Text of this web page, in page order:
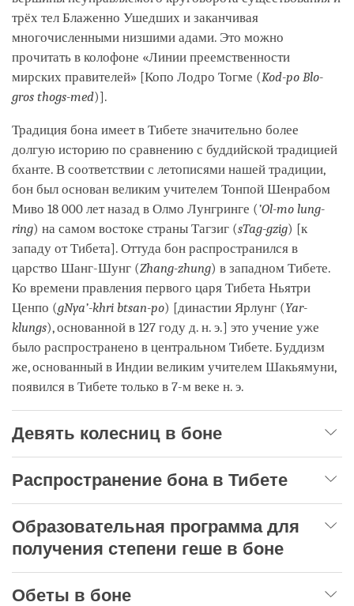
трёх тел Блаженно Ушедших и заканчивая
многочисленными низшими адами. Это можно
прочитать в колофоне «Линии преемственности
мирских правителей» [Копо Лодро Тогме (Kod-po Blo-
gros thogs-med)].
Традиция бона имеет в Тибете значительно более
долгую историю по сравнению с буддийской традицией
бханте. В соответствии с летописями нашей традиции,
бон был основан великим учителем Тонпой Шенрабом
Миво 18 000 лет назад в Олмо Лунгринге (’Ol-mo lung-
ring) на самом востоке страны Тагзиг (sTag-gzig) [к
западу от Тибета]. Оттуда бон распространился в
царство Шанг-Шунг (Zhang-zhung) в западном Тибете.
Ко времени правления первого царя Тибета Ньятри
Ценпо (gNya’-khri btsan-po) [династии Ярлунг (Yar-
klungs), основанной в 127 году д. н. э.] это учение уже
было распространено в центральном Тибете. Буддизм
же, основанный в Индии великим учителем Шакьямуни,
появился в Тибете только в 7-м веке н. э.
Девять колесниц в боне
Распространение бона в Тибете
Образовательная программа для
получения степени геше в боне
Обеты в боне